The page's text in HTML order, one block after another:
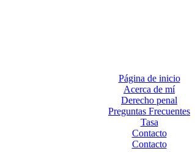
Página de inicio
Acerca de mí
Derecho penal
Preguntas Frecuentes
Tasa
Contacto
Contacto